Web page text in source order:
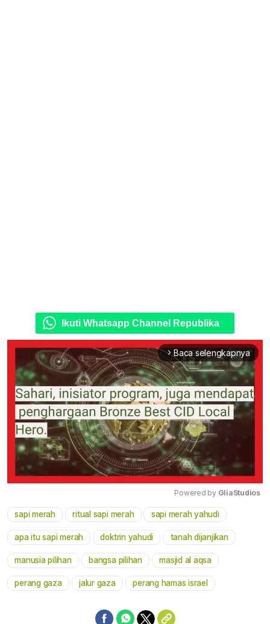
Ikuti Whatsapp Channel Republika
arrow_forward_ios Baca selengkapnya
Mute
Powered by GliaStudios
sapi merah ritual sapi merah sapi merah yahudi
apa itu sapi merah doktrin yahudi tanah dijanjikan
manusia pilihan bangsa pilihan masjid al aqsa
perang gaza jalur gaza perang hamas israel